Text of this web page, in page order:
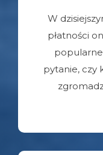
W
płatności
pytanie, czy